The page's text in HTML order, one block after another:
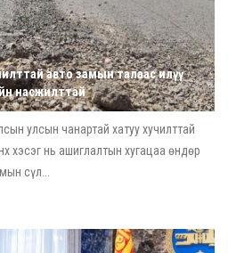
авто замын талаас илүү
насжилттай
улсын чанартай хатуу хучилттай
хэсэг нь ашиглалтын хугацаа өндөр
сүл...